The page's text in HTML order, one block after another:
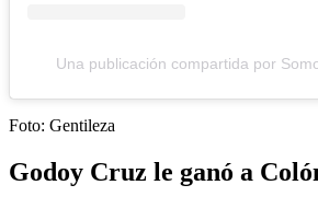
Una publicación compartida por
Foto: Gentileza
Godoy Cruz le ganó a